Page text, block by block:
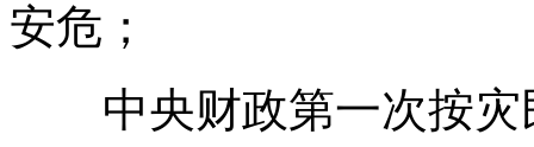
安危；
中央财政第一次按灾